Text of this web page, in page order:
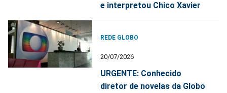
e interpretou Chico Xavier
REDE GLOBO
20/07/2026
URGENTE: Conhecido
diretor de novelas da Globo